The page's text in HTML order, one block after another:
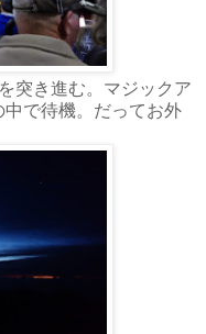
突き進む。マジックア
で待機。だってお外